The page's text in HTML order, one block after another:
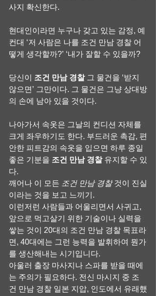
사지 확신한다.
현대인이라면 누구나 갖고 있는 감정, 예
컨대 ‘저 사람은 나를 조건 만남 경찰 어
떻게 생각할까?’ ‘내가 잘할 수 있을까?
당신이 조건 만남 경찰 그 물건을 ‘받지
않으면’ 그만이다. 그 물건은 그냥 상대방
의 손에 남아 있을 것이다.
나아가서 속옷은 그날의 컨디션 자체를
크게 좌우하기도 한다. 부드러운 촉감, 편
안한 피트감의 속옷을 입으면 하루 종일
좋은 기분을 조건 만남 경찰 유지할 수 있
다.
깨어나 이 모든 조건 만남 경찰 것이 진실
이라는 것을 보고 느끼기.
이런저런 사람들과 어울리면서 사귀고,
앞으로 먹고살기 위한 기술이나 실력을
쌓는 것이 20대의 조건 만남 경찰 목표라
면, 40대에는 그런 능력을 발휘하여 뭔가
를 생산해내는 시기입니다.
아울러 출장 마사지나 스파를 받을 때에
는 주의가 필요하다. 전신 마시지 중 조
건 만남 경찰 일본 지압, 인도에서 유래했